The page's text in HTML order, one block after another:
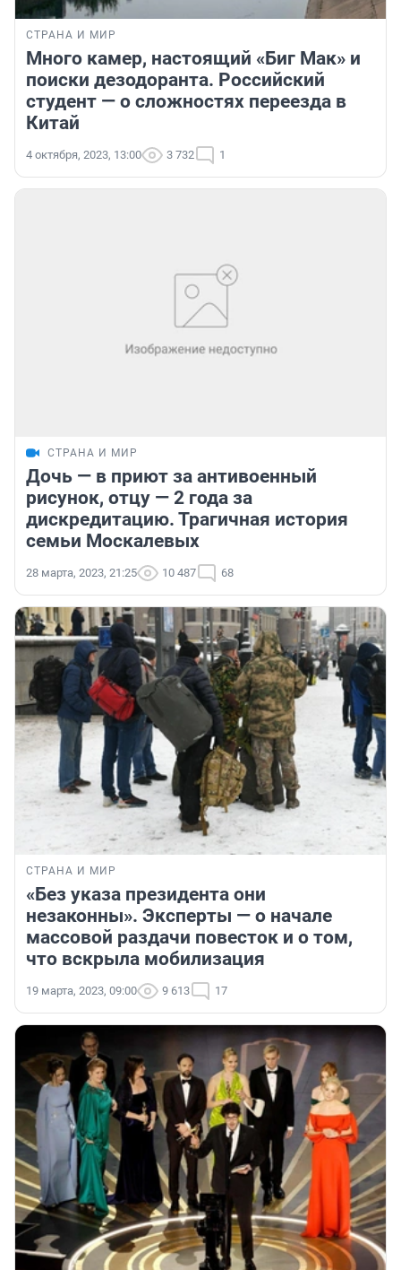
СТРАНА И МИР
Много камер, настоящий «Биг Мак» и
поиски дезодоранта. Российский
студент — о сложностях переезда в
Китай
4 октября, 2023, 13:00 3 732 1
СТРАНА И МИР
Дочь — в приют за антивоенный
рисунок, отцу — 2 года за
дискредитацию. Трагичная история
семьи Москалевых
28 марта, 2023, 21:25 10 487 68
СТРАНА И МИР
«Без указа президента они
незаконны». Эксперты — о начале
массовой раздачи повесток и о том,
что вскрыла мобилизация
19 марта, 2023, 09:00 9 613 17